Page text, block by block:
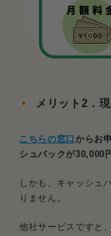
メリット2．
こちらの窓口 からお
シュバックが30,000
しかも、キャッシュ
りません。
他社サービスですと